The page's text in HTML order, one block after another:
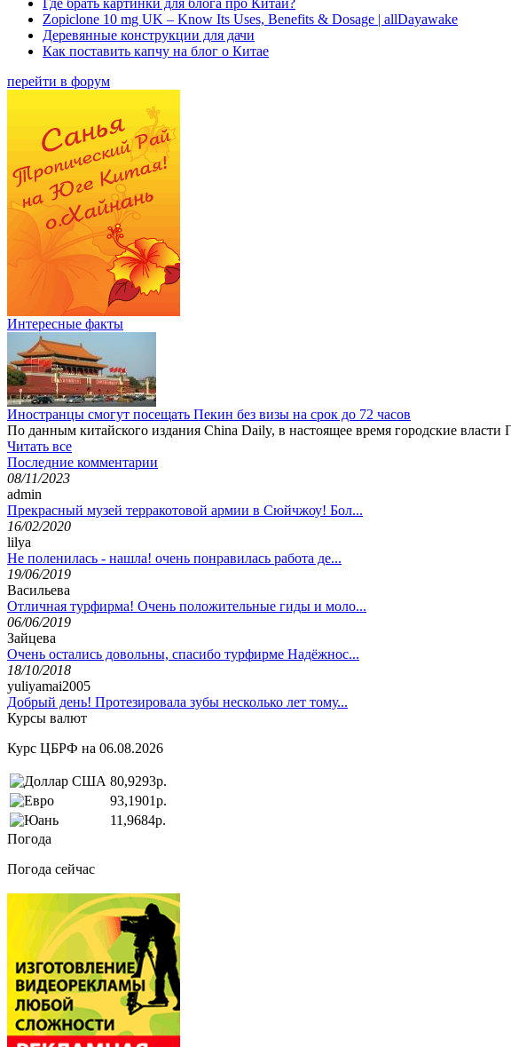
Zopiclone 10 mg UK – Know Its Uses, Benefits & Dosage | allDayawake
Деревянные конструкции для дачи
Как поставить капчу на блог о Китае
перейти в форум
Интересные факты
Иностранцы смогут посещать Пекин без визы на срок до 72 часов
По данным китайского издания China Daily, в настоящее время городские
Читать все
Последние комментарии
08/11/2023
admin
Прекрасный музей терракотовой армии в Сюйчжоу! Бол...
16/02/2020
lilya
Не поленилась - нашла! очень понравилась работа де...
19/06/2019
Васильева
Отличная турфирма! Очень положительные гиды и моло...
06/06/2019
Зайцева
Очень остались довольны, спасибо турфирме Надёжнос...
18/10/2018
yuliyamai2005
Добрый день! Протезировала зубы несколько лет тому...
Курсы валют
Курс ЦБРФ на 06.08.2026
80,9293р.
93,1901р.
11,9684р.
Погода
Погода сейчас